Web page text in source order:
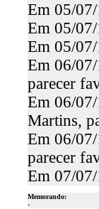
Em 05/
Em 05/
Em 05/07/
Em 06/
parecer
Em 06/
Martins,
Em 06/
parecer
Em 07/
Memorando:
-